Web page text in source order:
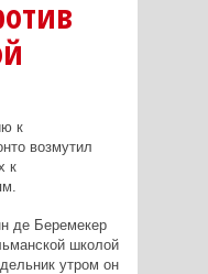
к
возмутил
к
де Беремекер
школой
утром он